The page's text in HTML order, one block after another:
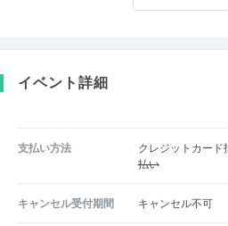
イベント詳細
支払い方法 クレジットカー
払い
キャンセル受付期間 キャンセル不可